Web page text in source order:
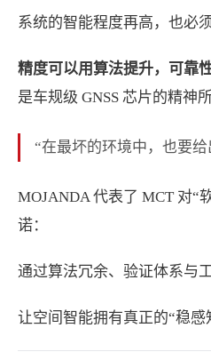
系统的智能程度再高，也必
精度可以用算法提升，可靠
是车规级 GNSS 芯片的精
“在最坏的环境中，也要
MOJANDA 代表了 MCT 对“
诺：
通过算法冗余、验证体系与
让空间智能拥有真正的“稳感